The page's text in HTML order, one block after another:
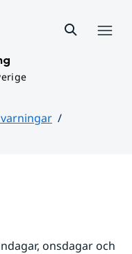
onsdagar och